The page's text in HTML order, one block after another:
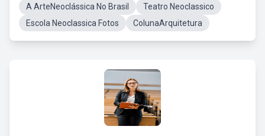
A ArteNeoclássica No Brasil
Teatro Neoclassico
Escola Neoclassica Fotos
ColunaArquitetura